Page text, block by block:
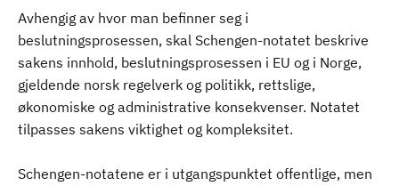
Avhengig av hvor man befinner seg i
beslutningsprosessen, skal Schengen-notatet beskrive
sakens innhold, beslutningsprosessen i EU og i Norge,
gjeldende norsk regelverk og politikk, rettslige,
økonomiske og administrative konsekvenser. Notatet
tilpasses sakens viktighet og kompleksitet.
Schengen-notatene er i utgangspunktet offentlige, men